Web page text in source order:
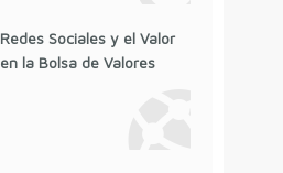
Redes Sociales y el Valor
en la Bolsa de Valores